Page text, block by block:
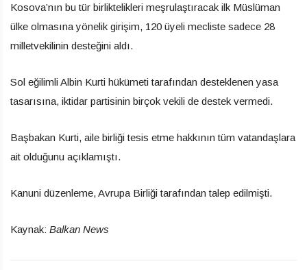
Kosova’nın bu tür birliktelikleri meşrulaştıracak ilk Müslüman
ülke olmasına yönelik girişim, 120 üyeli mecliste sadece 28
milletvekilinin desteğini aldı.
Sol eğilimli Albin Kurti hükümeti tarafından desteklenen yasa
tasarısına, iktidar partisinin birçok vekili de destek vermedi.
Başbakan Kurti, aile birliği tesis etme hakkının tüm vatandaşlara
ait olduğunu açıklamıştı.
Kanuni düzenleme, Avrupa Birliği tarafından talep edilmişti.
Kaynak: Balkan News